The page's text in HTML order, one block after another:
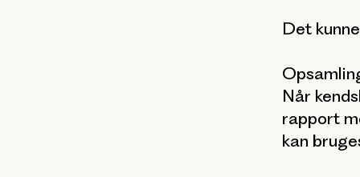
Det
Når
rapport
kan